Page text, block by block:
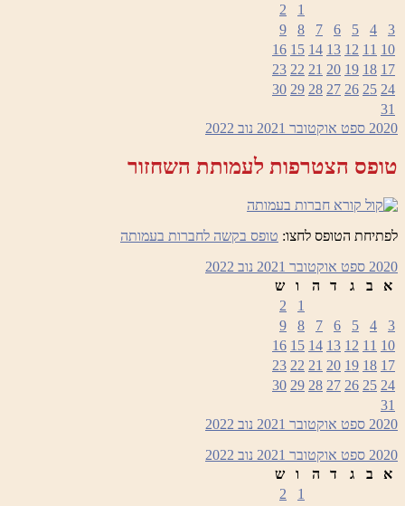
1
2
3
4
5
6
7
8
9
10
11
12
13
14
15
16
17
18
19
20
21
22
23
24
25
26
27
28
29
30
31
2020 ספט אוקטובר 2021 נוב 2022
טופס הצטרפות לעמותת השחזור
לפתיחת הטופס לחצו: טופס בקשה לחברות בעמותה
2020 ספט אוקטובר 2021 נוב 2022
א
ב ג ד ה ו
ש
1
2
3
4
5
6
7
8
9
10
11
12
13
14
15
16
17
18
19
20
21
22
23
24
25
26
27
28
29
30
31
2020 ספט אוקטובר 2021 נוב 2022
2020 ספט אוקטובר 2021 נוב 2022
א
ב ג ד ה ו
ש
1
2